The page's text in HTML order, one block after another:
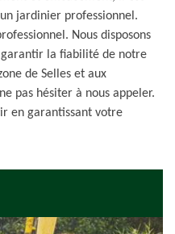
jardinier professionnel.
Nous disposons
la fiabilité de notre
de Selles et aux
pas hésiter à nous appeler.
en garantissant votre